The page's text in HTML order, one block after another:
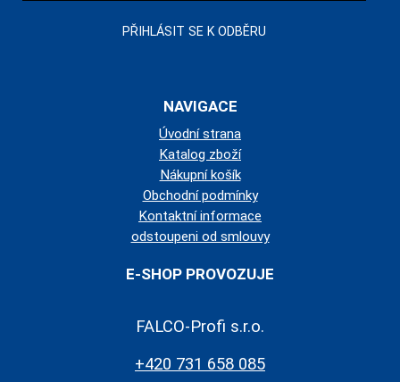
NAVIGACE
Úvodní strana
Katalog zboží
Nákupní košík
Obchodní podmínky
Kontaktní informace
odstoupeni od smlouvy
E-SHOP PROVOZUJE
FALCO-Profi s.r.o.
+420 731 658 085